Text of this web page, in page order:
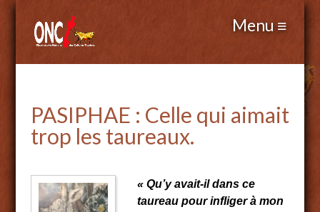
PASIPHAE : Celle qui aimait
trop les taureaux.
« Qu’y avait-il dans ce
taureau pour infliger à mon